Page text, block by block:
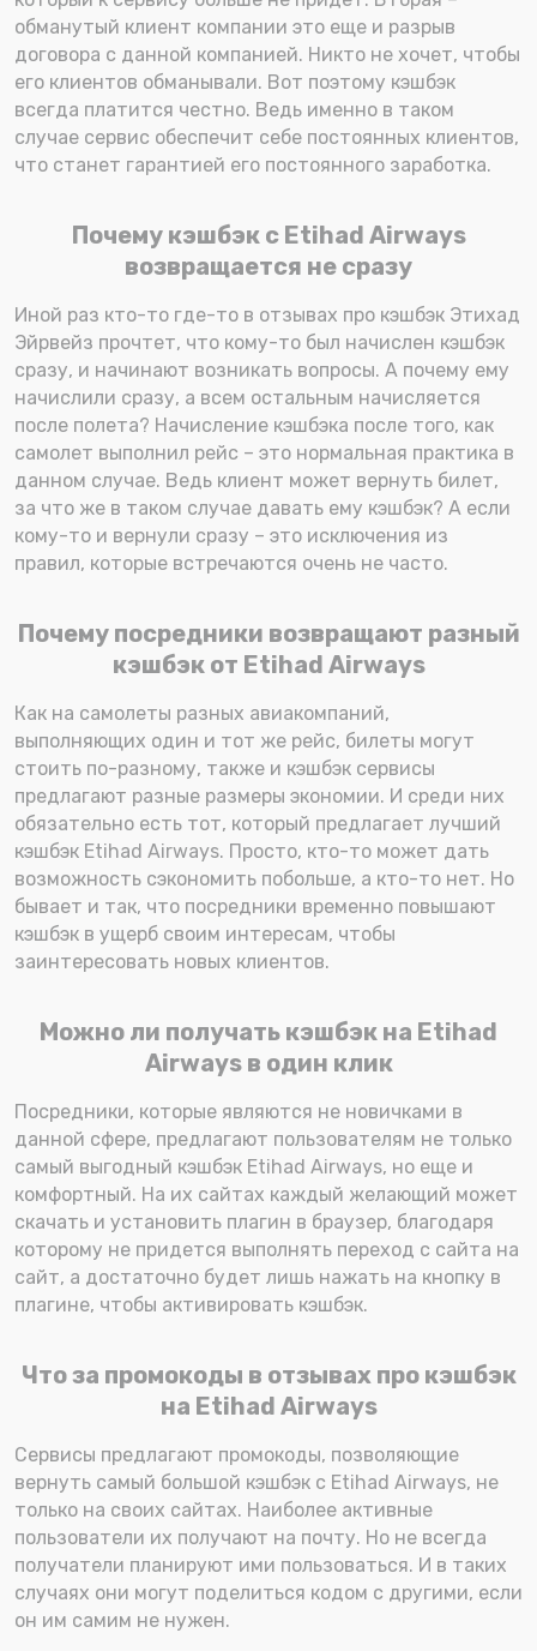
обманутый клиент компании это еще и разрыв
договора с данной компанией. Никто не хочет, чтобы
его клиентов обманывали. Вот поэтому кэшбэк
всегда платится честно. Ведь именно в таком
случае сервис обеспечит себе постоянных клиентов,
что станет гарантией его постоянного заработка.
Почему кэшбэк с Etihad Airways
возвращается не сразу
Иной раз кто-то где-то в отзывах про кэшбэк Этихад
Эйрвейз прочтет, что кому-то был начислен кэшбэк
сразу, и начинают возникать вопросы. А почему ему
начислили сразу, а всем остальным начисляется
после полета? Начисление кэшбэка после того, как
самолет выполнил рейс – это нормальная практика в
данном случае. Ведь клиент может вернуть билет,
за что же в таком случае давать ему кэшбэк? А если
кому-то и вернули сразу – это исключения из
правил, которые встречаются очень не часто.
Почему посредники возвращают разный
кэшбэк от Etihad Airways
Как на самолеты разных авиакомпаний,
выполняющих один и тот же рейс, билеты могут
стоить по-разному, также и кэшбэк сервисы
предлагают разные размеры экономии. И среди них
обязательно есть тот, который предлагает лучший
кэшбэк Etihad Airways. Просто, кто-то может дать
возможность сэкономить побольше, а кто-то нет. Но
бывает и так, что посредники временно повышают
кэшбэк в ущерб своим интересам, чтобы
заинтересовать новых клиентов.
Можно ли получать кэшбэк на Etihad
Airways в один клик
Посредники, которые являются не новичками в
данной сфере, предлагают пользователям не только
самый выгодный кэшбэк Etihad Airways, но еще и
комфортный. На их сайтах каждый желающий может
скачать и установить плагин в браузер, благодаря
которому не придется выполнять переход с сайта на
сайт, а достаточно будет лишь нажать на кнопку в
плагине, чтобы активировать кэшбэк.
Что за промокоды в отзывах про кэшбэк
на Etihad Airways
Сервисы предлагают промокоды, позволяющие
вернуть самый большой кэшбэк с Etihad Airways, не
только на своих сайтах. Наиболее активные
пользователи их получают на почту. Но не всегда
получатели планируют ими пользоваться. И в таких
случаях они могут поделиться кодом с другими, если
он им самим не нужен.